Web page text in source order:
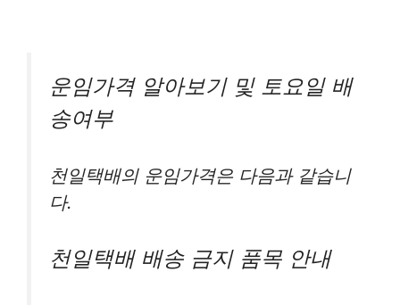
운임가격 알아보기 및 토요일 배
송여부
천일택배의 운임가격은 다음과 같습니
다.
천일택배 배송 금지 품목 안내